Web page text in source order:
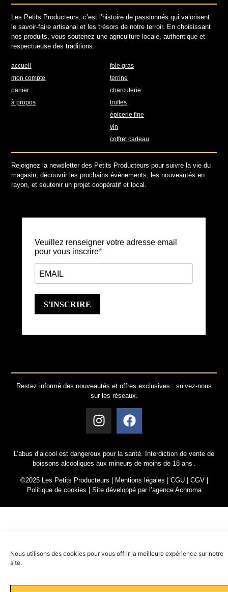
Nous utilisons des cookies pour vous offrir la meilleure expérience sur notre
site.
Les Petits Producteurs, c’est l’histoire de passionnés qui valorisent
le savoir-faire artisanal et les trésors de notre terroir. En choisissant
nos produits, vous soutenez une agriculture locale, authentique et
respectueuse des traditions.
accueil
mon compte
panier
à propos
foie gras
terrine
charcuterie
truffes
épicerie fine
vin
coffret cadeau
Rejoignez la newsletter des Petits Producteurs pour suivre la vie du
magasin, découvrir les prochains événements, les nouveautés en
rayon, et soutenir un projet coopératif et local.
Restez informé des nouveautés et offres exclusives : suivez-nous
sur les réseaux.
L’abus d’alcool est dangereux pour la santé. Interdiction de vente de
boissons alcooliques aux mineurs de moins de 18 ans .
©2025 Les Petits Producteurs | Mentions légales CGU| CGV|
Politique de cookies
Site développé par l’agence Achroma